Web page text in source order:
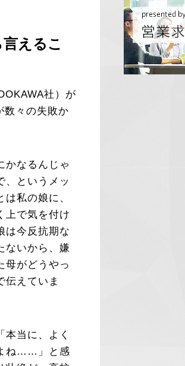
えるこ
社）が
数々の失敗か
かなるんじゃ
、というメッ
私の娘に、
上で気を付け
は今反抗期な
ないから、嫌
母がどうやっ
伝えていま
当に、よく
ね……」と感